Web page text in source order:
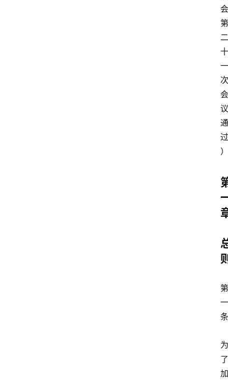
会
第
二
十
一
次
会
议
通
过
）
第
一
条
为
了
加